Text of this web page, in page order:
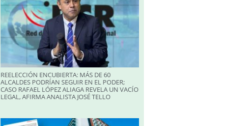
REELECCIÓN ENCUBIERTA: MÁS DE 60
ALCALDES PODRÍAN SEGUIR EN EL PODER;
CASO RAFAEL LÓPEZ ALIAGA REVELA UN VACÍO
LEGAL, AFIRMA ANALISTA JOSÉ TELLO